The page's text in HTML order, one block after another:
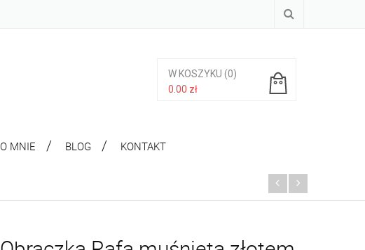
W KOSZYKU (0)
0.00 zł
O MNIE BLOG KONTAKT